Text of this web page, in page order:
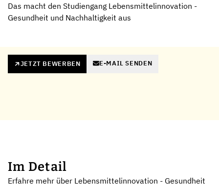
Das macht den Studiengang Lebensmittelinnovation -
Gesundheit und Nachhaltigkeit aus
JETZT BEWERBEN E-MAIL SENDEN
Im Detail
Erfahre mehr über Lebensmittelinnovation - Gesundheit